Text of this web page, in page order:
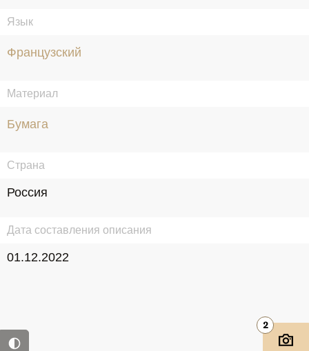
Язык
Французский
Материал
Бумага
Страна
Россия
Дата составления описания
01.12.2022
2